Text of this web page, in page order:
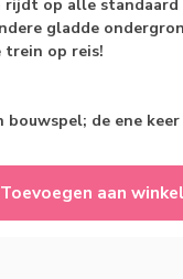
op alle standaard
gladde
trein op reis!
de ene keer
Toevoegen aan